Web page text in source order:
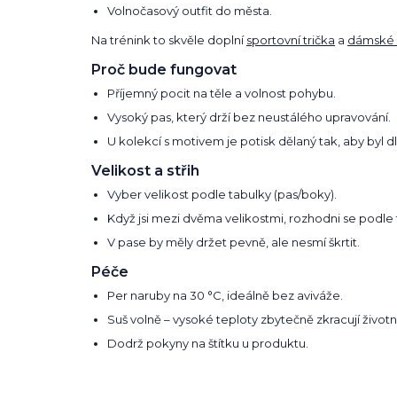
Volnočasový outfit do města.
Na trénink to skvěle doplnísportovní trička a dámské
Proč bude fungovat
Příjemný pocit na těle a volnost pohybu.
Vysoký pas, který drží bez neustálého upravování.
U kolekcí s motivem je potisk dělaný tak, aby byl
Velikost a střih
Vyber velikost podle tabulky (pas/boky).
Když jsi mezi dvěma velikostmi, rozhodni se
V pase by měly držet pevně, ale nesmí škrtit.
Péče
Per naruby na 30 °C, ideálně bez aviváže.
Suš volně – vysoké teploty zbytečně zkracují
Dodrž pokyny na štítku u produktu.